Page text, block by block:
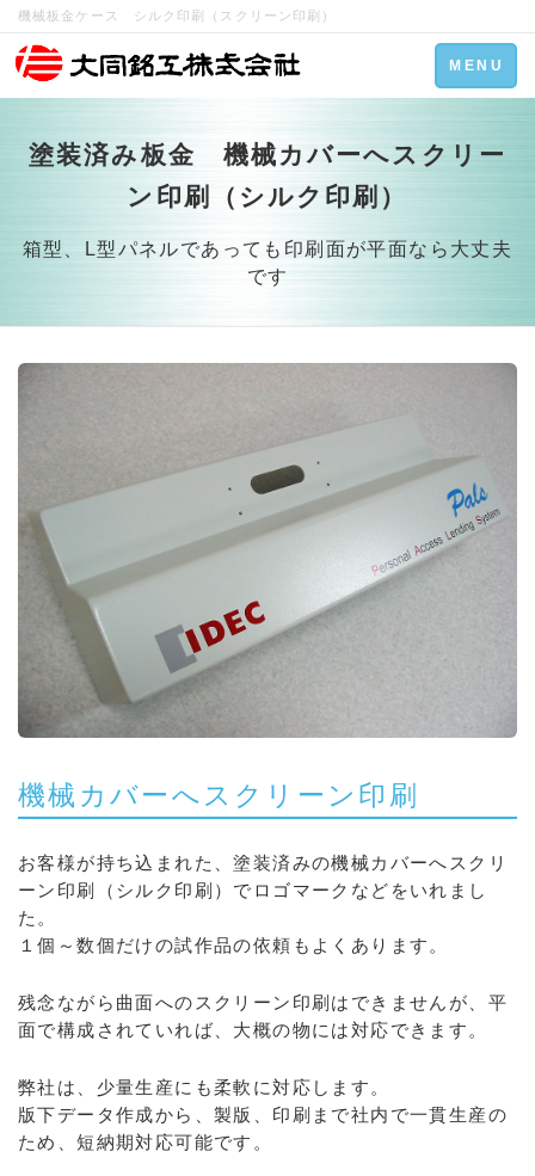
機械板金ケース シルク印刷（スクリーン印刷）
Toggle
navigation
MENU
塗装済み板金 機械カバーへスクリー
ン印刷（シルク印刷）
箱型、L型パネルであっても印刷面が平面なら大丈夫
です
機械カバーへスクリーン印刷
お客様が持ち込まれた、塗装済みの機械カバーへスクリ
ーン印刷（シルク印刷）でロゴマークなどをいれまし
た。
１個～数個だけの試作品の依頼もよくあります。
残念ながら曲面へのスクリーン印刷はできませんが、平
面で構成されていれば、大概の物には対応できます。
弊社は、少量生産にも柔軟に対応します。
版下データ作成から、製版、印刷まで社内で一貫生産の
ため、短納期対応可能です。